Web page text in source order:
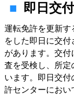
即日交
運転免許を更新
をした即日に交
があります。交
査を受検し、所定
います。即日交
許センターにおい